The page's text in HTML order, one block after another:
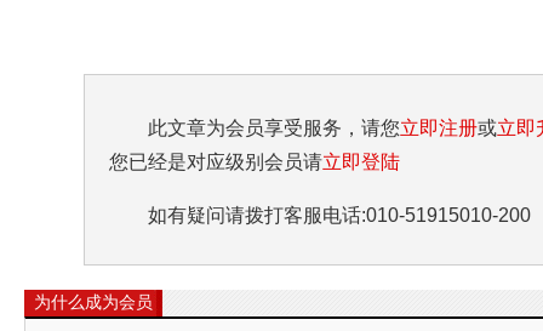
此文章为会员享受服务，请您立即注册或立即
您已经是对应级别会员请立即登陆
如有疑问请拨打客服电话:010-51915010-200
为什么成为会员